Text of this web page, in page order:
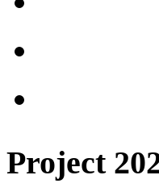
Project